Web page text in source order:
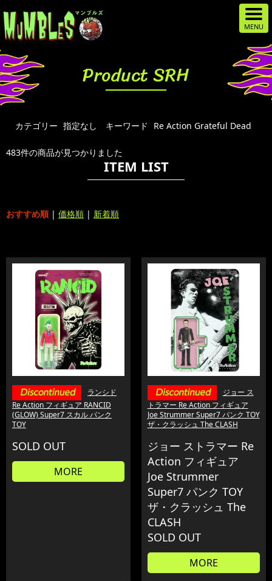
Product SRH
カテゴリー 指定なし キーワード Re Action Grateful Dead
483件の商品が見つかりました
ITEM LIST
おすすめ順 | 価格順 | 新着順
ランシド
Re Action フィギュア RANCID
(GLOW) Super7 スカル パンク
TOY
SOLD OUT
MORE
ジョー ス
トラマー Re Action フィギュア
Joe Strummer Super7 パンク TOY
ザ・クラッシュ The CLASH
ジョー ストラマー Re
Action フィギュア
Joe Strummer
Super7 パンク TOY
ザ・クラッシュ The
CLASH
SOLD OUT
MORE